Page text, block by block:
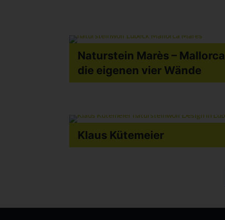
Naturstein Marès –
die eigenen vier Wände
Klaus Kütemeier